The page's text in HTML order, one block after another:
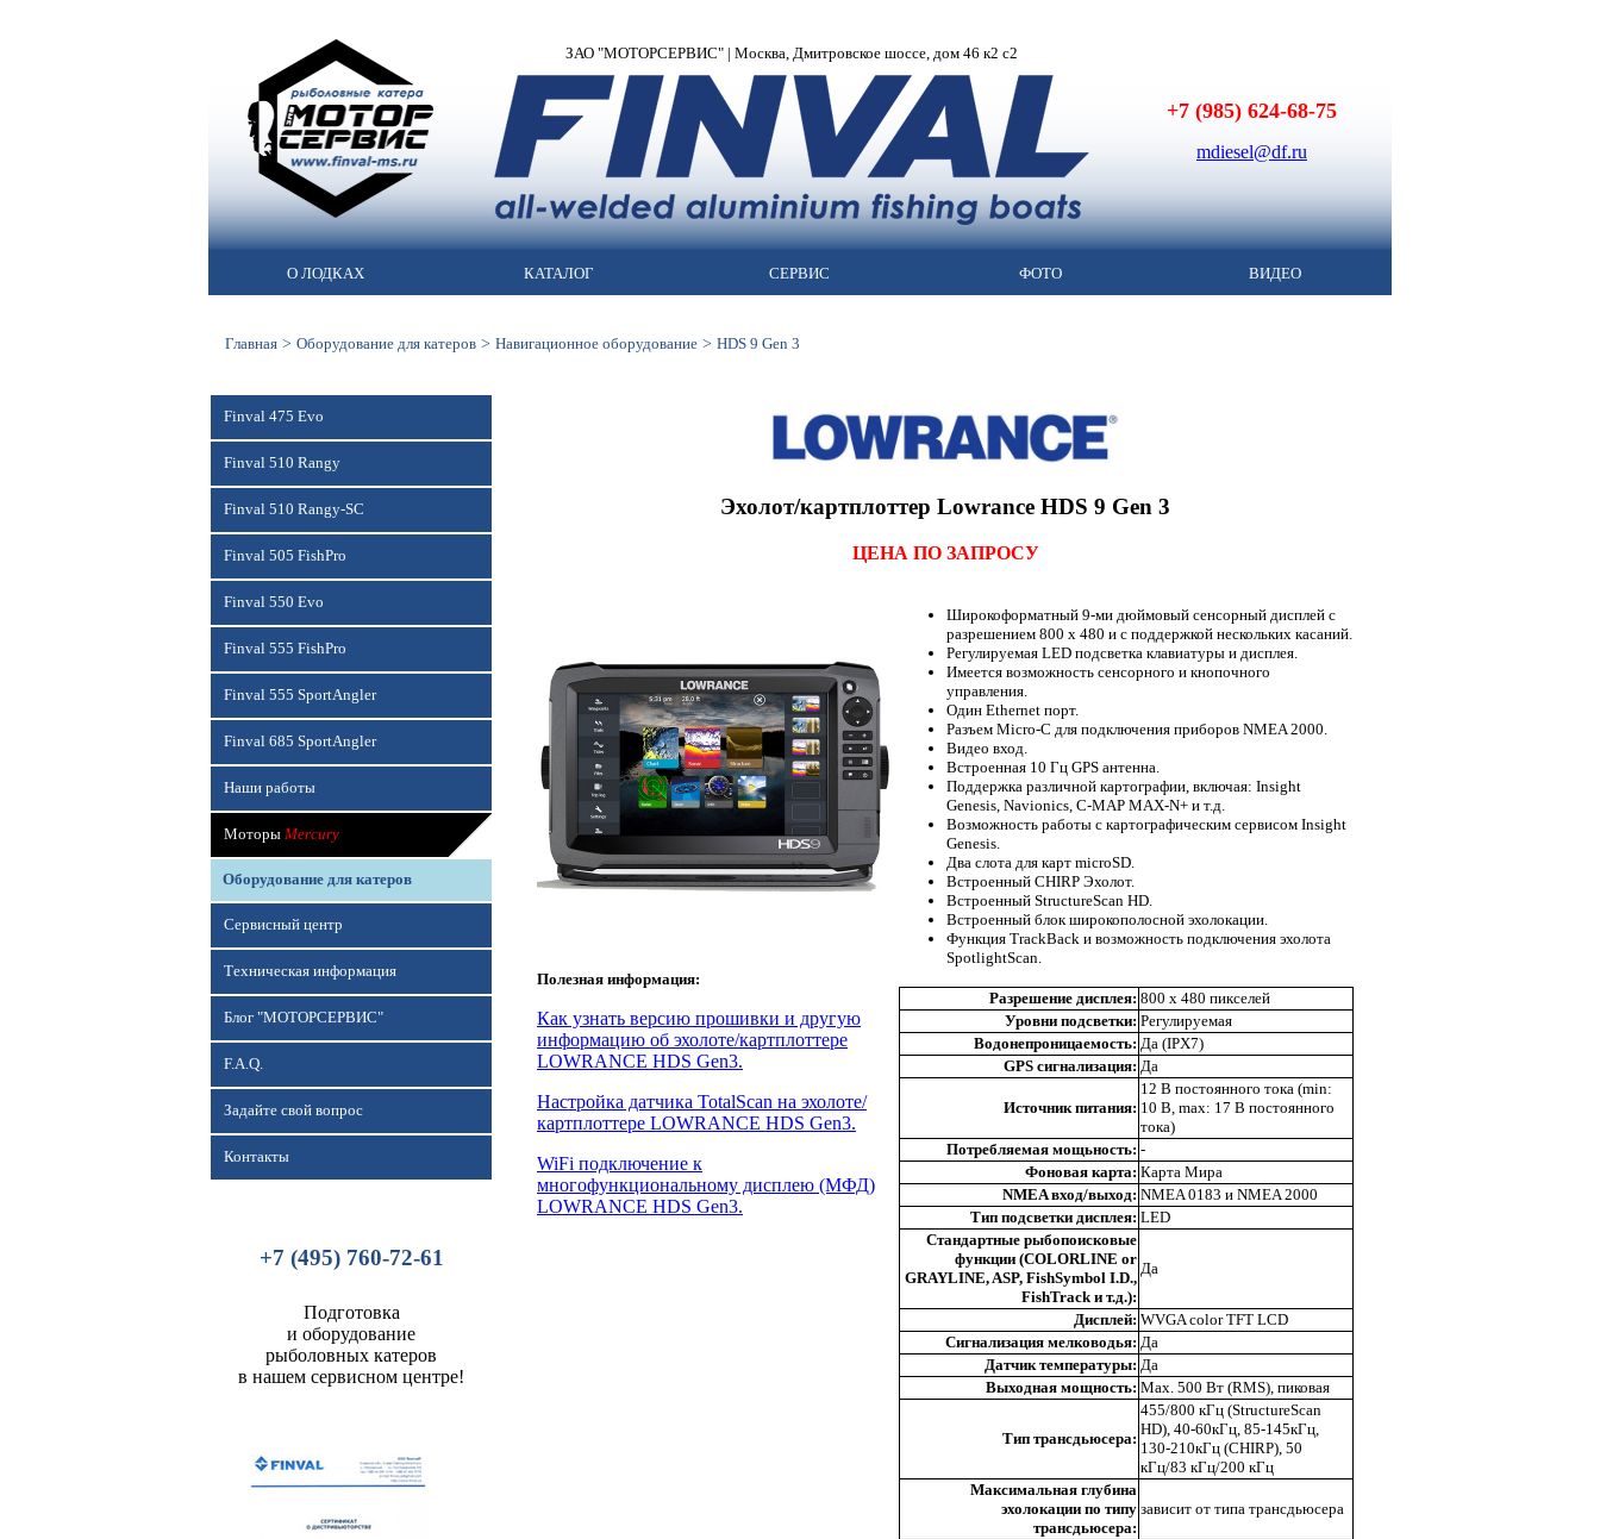
ЗАО "МОТОРСЕРВИС" | Москва, Дмитровское шоссе, дом 46 к2 с2
+7 (985) 624-68-75
mdiesel@df.ru
О ЛОДКАХ КАТАЛОГ СЕРВИС ФОТО ВИДЕО
Главная > Оборудование для катеров > Навигационное оборудование > HDS 9 Gen 3
Finval 475 Evo
Finval 510 Rangy
Finval 510 Rangy-SC
Finval 505 FishPro
Finval 550 Evo
Finval 555 FishPro
Finval 555 SportAngler
Finval 685 SportAngler
Наши работы
Моторы Mercury
Оборудование для катеров
Сервисный центр
Техническая информация
Блог "МОТОРСЕРВИС"
F.A.Q.
Задайте свой вопрос
Контакты
+7 (495) 760-72-61
Подготовка
и оборудование
рыболовных катеров
в нашем сервисном центре!
Эхолот/картплоттер Lowrance HDS 9 Gen 3
ЦЕНА ПО ЗАПРОСУ
Полезная информация:
Как узнать версию прошивки и другую
информацию об эхолоте/картплоттере
LOWRANCE HDS Gen3.
Настройка датчика TotalScan на эхолоте/
картплоттере LOWRANCE HDS Gen3.
WiFi подключение к
многофункциональному дисплею (МФД)
LOWRANCE HDS Gen3.
Широкоформатный 9-ми дюймовый сенсорный дисплей с
разрешением 800 x 480 и с поддержкой нескольких касаний.
Регулируемая LED подсветка клавиатуры и дисплея.
Имеется возможность сенсорного и кнопочного
управления.
Один Ethernet порт.
Разъем Micro-C для подключения приборов NMEA 2000.
Видео вход.
Встроенная 10 Гц GPS антенна.
Поддержка различной картографии, включая: Insight
Genesis, Navionics, C-MAP MAX-N+ и т.д.
Возможность работы с картографическим сервисом Insight
Genesis.
Два слота для карт microSD.
Встроенный CHIRP Эхолот.
Встроенный StructureScan HD.
Встроенный блок широкополосной эхолокации.
Функция TrackBack и возможность подключения эхолота
SpotlightScan.
Разрешение дисплея: 800 x 480 пикселей
Уровни подсветки: Регулируемая
Водонепроницаемость: Да (IPX7)
GPS сигнализация: Да
Источник питания:
12 В постоянного тока (min:
10 В, max: 17 В постоянного
тока)
Потребляемая мощьность: -
Фоновая карта: Карта Мира
NMEA вход/выход: NMEA 0183 и NMEA 2000
Тип подсветки дисплея: LED
Стандартные рыбопоисковые
функции (COLORLINE or
GRAYLINE, ASP, FishSymbol I.D.,
FishTrack и т.д.):
Да
Дисплей: WVGA color TFT LCD
Сигнализация мелководья: Да
Датчик температуры: Да
Выходная мощность: Мах. 500 Вт (RMS), пиковая
Тип трансдьюсера:
455/800 кГц (StructureScan
HD), 40-60кГц, 85-145кГц,
130-210кГц (CHIRP), 50
кГц/83 кГц/200 кГц
Максимальная глубина
эхолокации по типу
трансдьюсера:
зависит от типа трансдьюсера